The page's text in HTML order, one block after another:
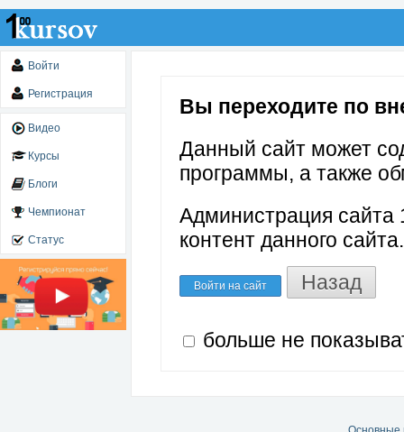
Войти
Регистрация
Видео
Курсы
Блоги
Чемпионат
Статус
Вы переходите по
Данный сайт может
программы, а также
Администрация сайта
контент данного сайта.
Войти на сайт Назад
больше не